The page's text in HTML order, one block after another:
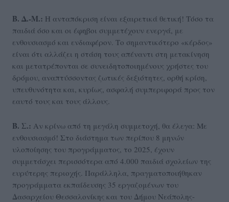
Β. Δ.-M.: Η ανταπόκριση είναι εξαιρετικά θετική! Τόσο τα
παιδιά όσο και οι έφηβοι συμμετέχουν ενεργά, με
ενθουσιασμό και ενδιαφέρον. Το σημαντικότερο «κέρδος»
είναι ότι αλλάζει η στάση τους απέναντι στη μετακίνηση
και μετατρέπονται σε συνειδητοποιημένους χρήστες του
δρόμου, αναπτύσσοντας ζωτικές δεξιότητες, ορθή κρίση,
υπευθυνότητα και, κυρίως, ασφαλή συμπεριφορά προς τον
εαυτό τους και τους άλλους.
Β. Σ.: Αν κρίνω από τη μεγάλη συμμετοχή, θα έλεγα: Με
ενθουσιασμό! Στο διάστημα των περίπου 8 μηνών
υλοποίησης του προγράμματος, το 2025, έχουν
συμμετάσχει περισσότερα από 4.000 παιδιά σχολείων της
ευρύτερης περιοχής. Παράλληλα, πραγματοποιήθηκαν
προγράμματα εκπαίδευσης 35 εργαζομένων του
Δασαρχείου Θεσσαλονίκης και του Δήμου Νεάπολης-